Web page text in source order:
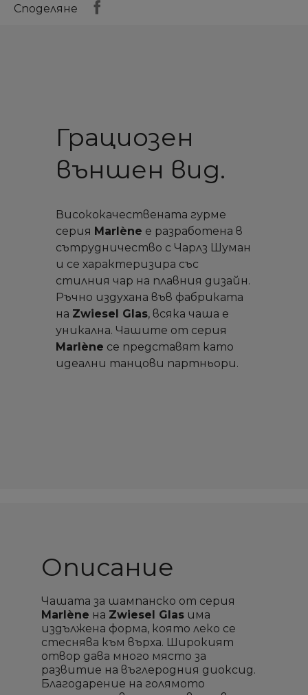
Създай списък
Sign in
Създай списък
Sign in
Споделяне
Грациозен
външен вид.
Висококачествената гурме
серия Marlène е разработена в
сътрудничество с Чарлз Шуман
и се характеризира със
стилния чар на плавния дизайн.
Ръчно издухана във фабриката
на Zwiesel Glas, всяка чаша е
уникална. Чашите от серия
Marlène се представят като
идеални танцови партньори.
Описание
Чашата за шампанско от серия
Marlène на Zwiesel Glas има
издължена форма, която леко се
стеснява към върха. Широкият
отвор дава много място за
развитие на въглеродния диоксид.
Благодарение на голямото